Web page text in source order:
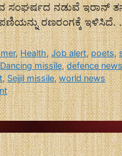
ಸಂಘರ್ಷದ ನಡುವೆ ಇರಾನ್
ರಣರಂಗಕ್ಕೆ
,Health,Job alert,poets,
Dancing missile,defence
,Sejjil missile,world news